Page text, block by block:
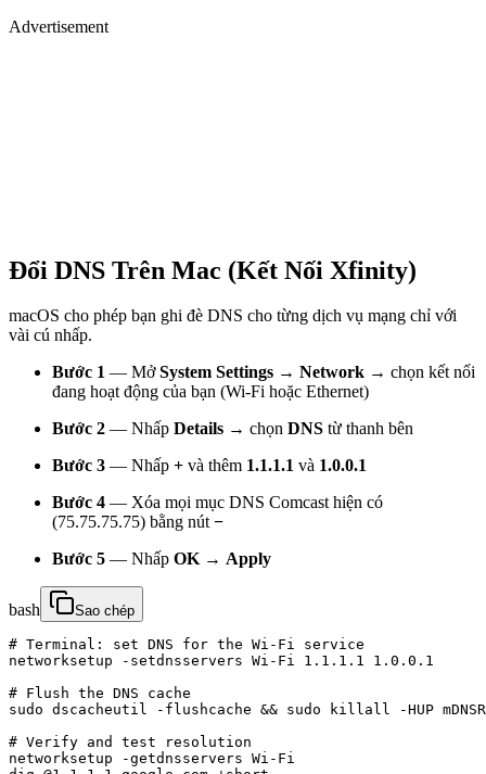
Advertisement
Đổi DNS Trên Mac (Kết Nối Xfinity)
macOS cho phép bạn ghi đè DNS cho từng dịch vụ mạng chỉ với
vài cú nhấp.
Bước 1 — MởSystem Settings → Network → chọn kết nối
đang hoạt động của bạn (Wi-Fi hoặc Ethernet)
Bước 2 — Nhấp Details → chọn DNS từ thanh bên
Bước 3 — Nhấp + và thêm 1.1.1.1 và 1.0.0.1
Bước 4 — Xóa mọi mục DNS Comcast hiện có
(75.75.75.75) bằng nút−
Bước 5 — Nhấp OK→ Apply
bash Sao chép
# Terminal: set DNS for the Wi-Fi service
networksetup -setdnsservers Wi-Fi 1.1.1.1 1.0.0.1
# Flush the DNS cache
sudo dscacheutil -flushcache && sudo killall -HUP
# Verify and test resolution
networksetup -getdnsservers Wi-Fi